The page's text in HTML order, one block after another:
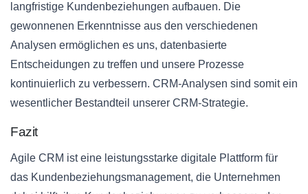
langfristige Kundenbeziehungen aufbauen. Die
gewonnenen Erkenntnisse aus den verschiedenen
Analysen ermöglichen es uns, datenbasierte
Entscheidungen zu treffen und unsere Prozesse
kontinuierlich zu verbessern. CRM-Analysen sind somit ein
wesentlicher Bestandteil unserer CRM-Strategie.
Fazit
Agile CRM ist eine leistungsstarke digitale Plattform für
das Kundenbeziehungsmanagement, die Unternehmen